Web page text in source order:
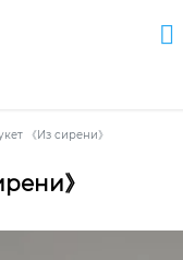
《Из сирени》
》